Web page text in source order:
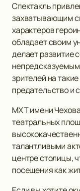
Спектакль
захватывающим
характеров
обладает своим
делает развитие
зрителей на
предательство и
МХТ имени
театральных
талантливыми
центре столицы,
посещения как